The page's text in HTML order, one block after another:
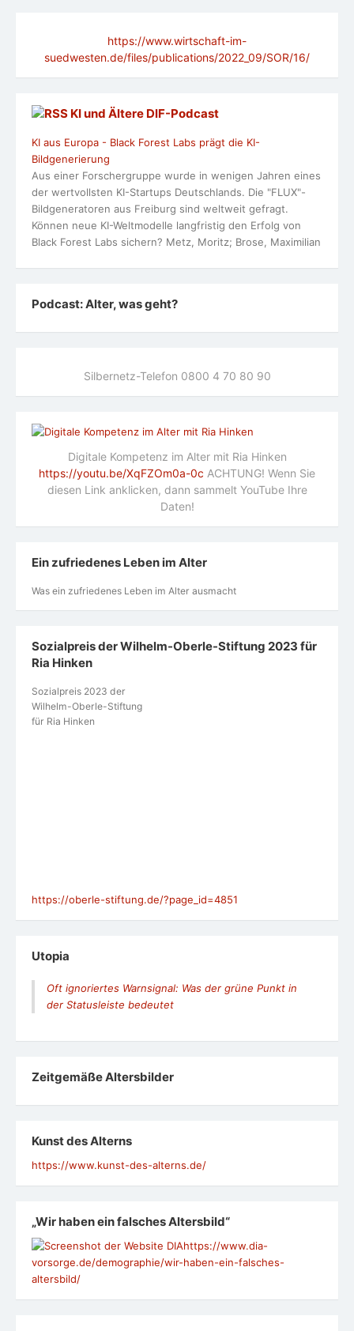
https://www.wirtschaft-im-
suedwesten.de/files/publications/2022_09/SOR/16/
KI und Ältere DlF-Podcast
KI aus Europa - Black Forest Labs prägt die KI-
Bildgenerierung
Aus einer Forschergruppe wurde in wenigen Jahren eines
der wertvollsten KI-Startups Deutschlands. Die "FLUX"-
Bildgeneratoren aus Freiburg sind weltweit gefragt.
Können neue KI-Weltmodelle langfristig den Erfolg von
Black Forest Labs sichern? Metz, Moritz; Brose, Maximilian
Podcast: Alter, was geht?
Silbernetz-Telefon 0800 4 70 80 90
Digitale Kompetenz im Alter mit Ria Hinken
https://youtu.be/XqFZOm0a-0c ACHTUNG! Wenn Sie
diesen Link anklicken, dann sammelt YouTube Ihre
Daten!
Ein zufriedenes Leben im Alter
Was ein zufriedenes Leben im Alter ausmacht
Sozialpreis der Wilhelm-Oberle-Stiftung 2023 für
Ria Hinken
Sozialpreis 2023 der
Wilhelm-Oberle-Stiftung
für Ria Hinken
https://oberle-stiftung.de/?page_id=4851
Utopia
Oft ignoriertes Warnsignal: Was der grüne Punkt in
der Statusleiste bedeutet
Zeit­ge­mäße Alters­bil­der
Kunst des Alterns
https://www.kunst-des-alterns.de/
„Wir haben ein falsches Altersbild“
https://www.dia-
vorsorge.de/demographie/wir-haben-ein-falsches-
altersbild/